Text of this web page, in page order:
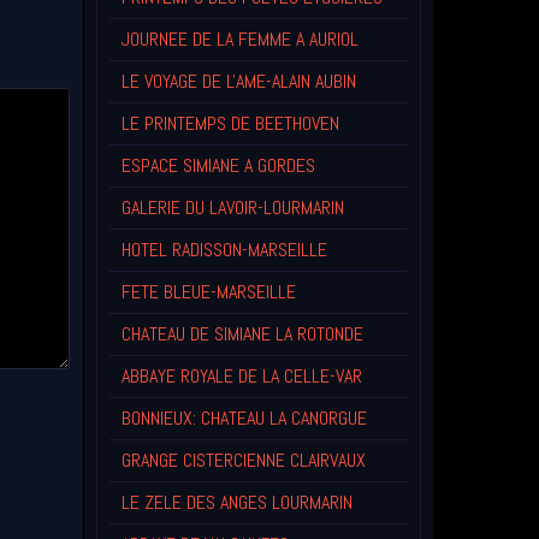
JOURNEE DE LA FEMME A AURIOL
LE VOYAGE DE L'AME-ALAIN AUBIN
LE PRINTEMPS DE BEETHOVEN
ESPACE SIMIANE A GORDES
GALERIE DU LAVOIR-LOURMARIN
HOTEL RADISSON-MARSEILLE
FETE BLEUE-MARSEILLE
CHATEAU DE SIMIANE LA ROTONDE
ABBAYE ROYALE DE LA CELLE-VAR
BONNIEUX: CHATEAU LA CANORGUE
GRANGE CISTERCIENNE CLAIRVAUX
LE ZELE DES ANGES LOURMARIN